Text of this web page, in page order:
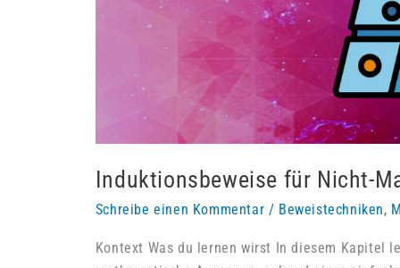
Induktionsbeweise für Nicht-
Schreibe einen Kommentar / Beweistechniken,
Kontext Was du lernen wirst In diesem Kapitel